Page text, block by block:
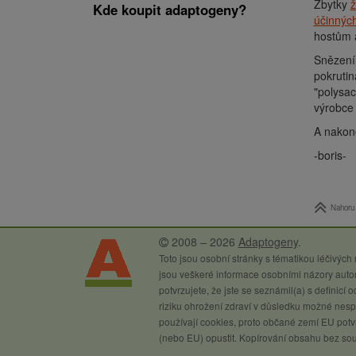
Kde koupit adaptogeny?
Zbytky
hostům
A
-boris-
Nahoru
2008 – 2026 Adaptogeny.
Toto jsou osobní stránky s tématikou
jsou veškeré informace osobními názory
potvrzujete, že jste se seznámil(a) s definicí
riziku ohrožení zdraví v důsledku možné
používají cookies, proto občané zemí EU
(nebo EU) opustit. Kopírování obsahu bez